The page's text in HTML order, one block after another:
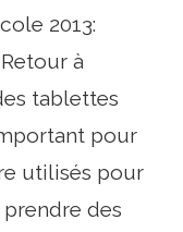
2013:
à
tablettes
pour
utilisés pour
des